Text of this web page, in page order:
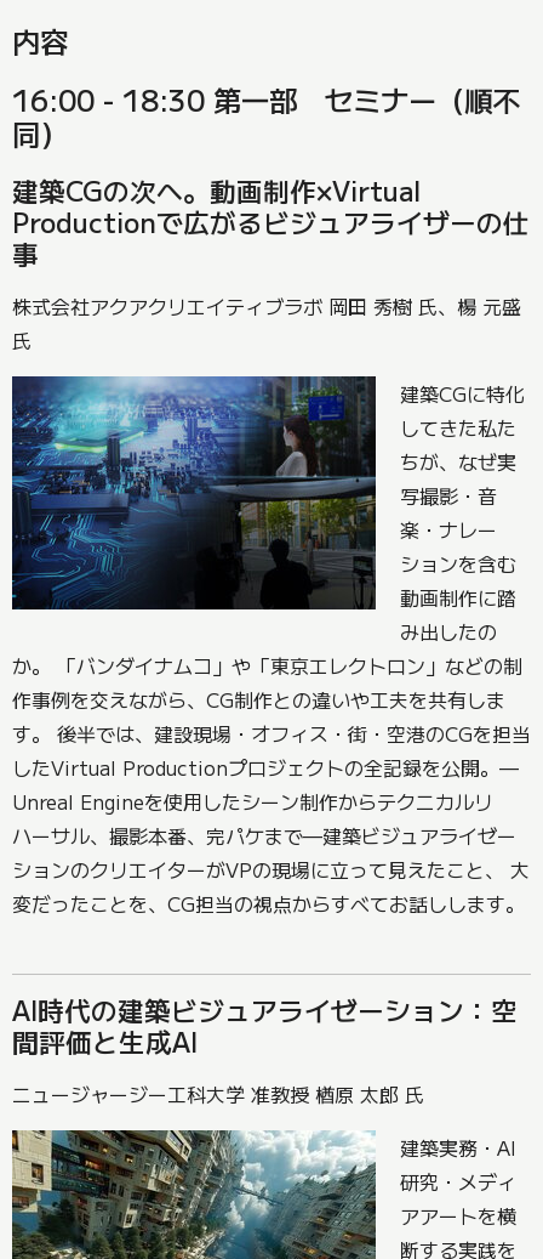
内容
16:00 - 18:30 第一部 セミナー（順不
同）
建築CGの次へ。動画制作×Virtual
Productionで広がるビジュアライザーの仕
事
株式会社アクアクリエイティブラボ 岡田 秀樹 氏、楊 元盛
氏
建築CGに特化
してきた私た
ちが、なぜ実
写撮影・音
楽・ナレー
ションを含む
動画制作に踏
み出したの
か。 「バンダイナムコ」や「東京エレクトロン」などの制
作事例を交えながら、CG制作との違いや工夫を共有しま
す。 後半では、建設現場・オフィス・街・空港のCGを担当
したVirtual Productionプロジェクトの全記録を公開。—
Unreal Engineを使用したシーン制作からテクニカルリ
ハーサル、撮影本番、完パケまで—建築ビジュアライゼー
ションのクリエイターがVPの現場に立って見えたこと、 大
変だったことを、CG担当の視点からすべてお話しします。
AI時代の建築ビジュアライゼーション：空
間評価と生成AI
ニュージャージー工科大学 准教授 楢原 太郎 氏
建築実務・AI
研究・メディ
アアートを横
断する実践を